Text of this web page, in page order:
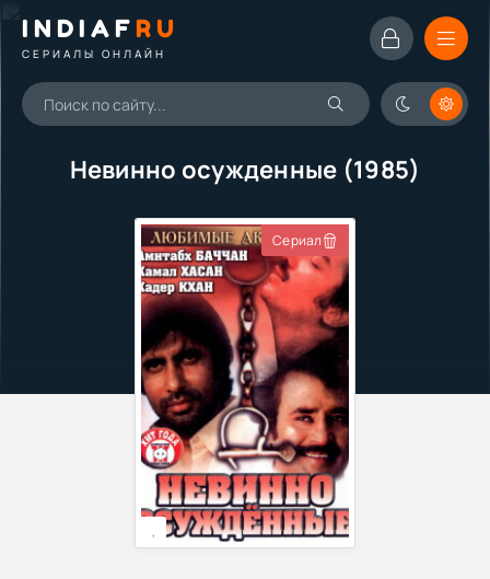
INDIAFRU
СЕРИАЛЫ ОНЛАЙН
Невинно осужденные (1985)
Сериал
,